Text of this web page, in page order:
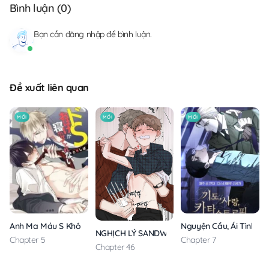
Bình luận (0)
Bạn cần đăng nhậpđể bình luận.
Đề xuất liên quan
MỚI
Anh Ma Máu S Không Cho Tôi Ngủ Yên
Chapter 5
MỚI
NGHỊCH LÝ SANDWICH
Chapter 46
MỚI
Nguyện Cầu, Ái Tình,
Chapter 7